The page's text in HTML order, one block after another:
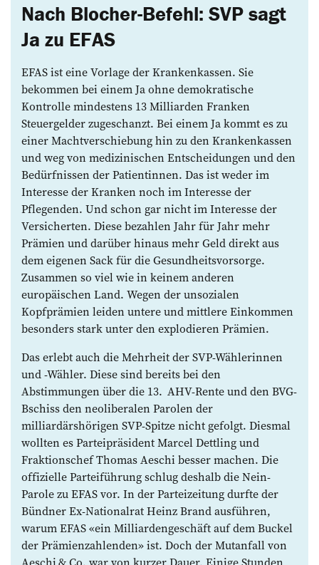
Nach Blocher-Befehl: SVP sagt
Ja zu EFAS
EFAS ist eine Vorlage der Krankenkassen. Sie
bekommen bei einem Ja ohne demokratische
Kontrolle mindestens 13 Milliarden Franken
Steuergelder zugeschanzt. Bei einem Ja kommt es zu
einer Machtverschiebung hin zu den Krankenkassen
und weg von medizinischen Entscheidungen und den
Bedürfnissen der Patientinnen. Das ist weder im
Interesse der Kranken noch im Interesse der
Pflegenden. Und schon gar nicht im Interesse der
Versicherten. Diese bezahlen Jahr für Jahr mehr
Prämien und darüber hinaus mehr Geld direkt aus
dem eigenen Sack für die Gesundheitsvorsorge.
Zusammen so viel wie in keinem anderen
europäischen Land. Wegen der unsozialen
Kopfprämien leiden untere und mittlere Einkommen
besonders stark unter den explodieren Prämien.
Das erlebt auch die Mehrheit der SVP-Wählerinnen
und -Wähler. Diese sind bereits bei den
Abstimmungen über die 13. AHV-Rente und den BVG-
Bschiss den neoliberalen Parolen der
milliardärshörigen SVP-Spitze nicht gefolgt. Diesmal
wollten es Parteipräsident Marcel Dettling und
Fraktionschef Thomas Aeschi besser machen. Die
offizielle Parteiführung schlug deshalb die Nein-
Parole zu EFAS vor. In der Parteizeitung durfte der
Bündner Ex-Nationalrat Heinz Brand ausführen,
warum EFAS «ein Milliardengeschäft auf dem Buckel
der Prämienzahlenden» ist. Doch der Mutanfall von
Aeschi & Co. war von kurzer Dauer. Einige Stunden